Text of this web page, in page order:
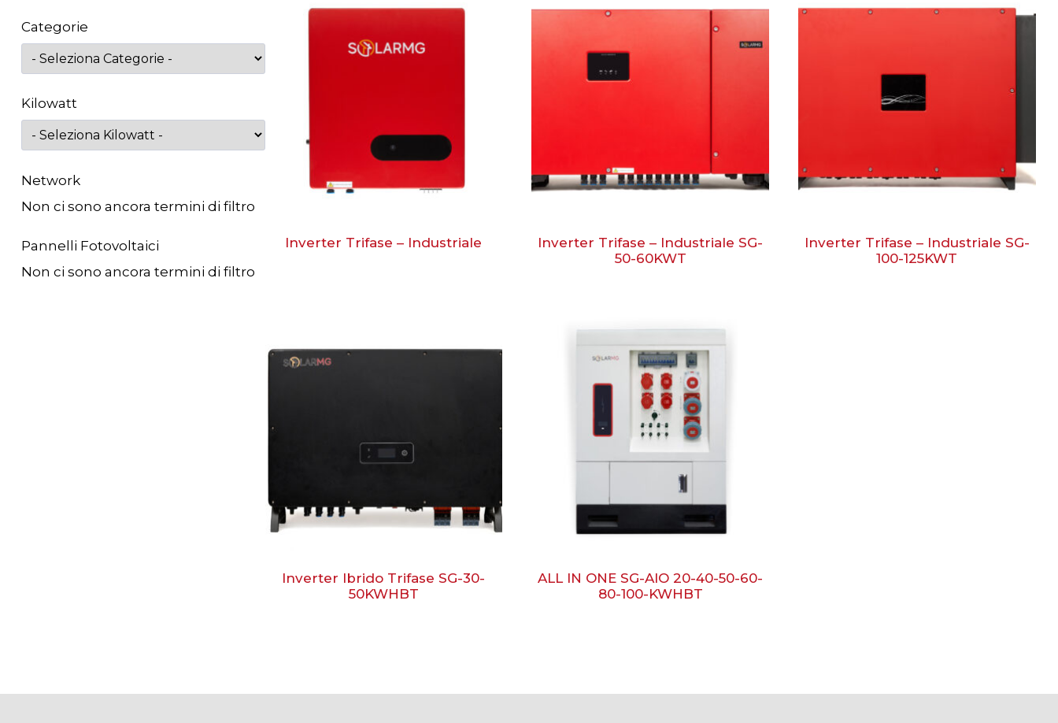
Categorie
Kilowatt
Network
Non ci sono ancora termini di filtro
Pannelli Fotovoltaici
Non ci sono ancora termini di filtro
Inverter Trifase – Industriale
Inverter Trifase – Industriale SG-
50-60KWT
Inverter Trifase – Industriale SG-
100-125KWT
Inverter Ibrido Trifase SG-30-
50KWHBT
ALL IN ONE SG-AIO 20-40-50-60-
80-100-KWHBT